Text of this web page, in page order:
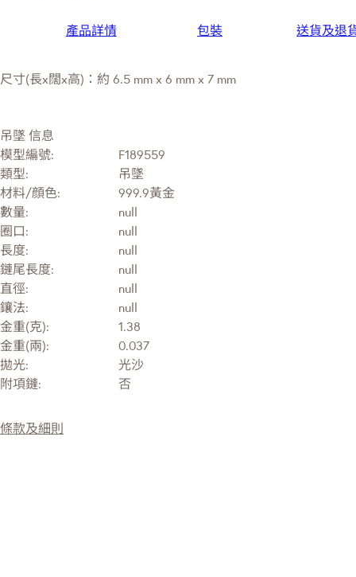
產品詳情 包裝 送貨及退
尺寸(長x闊x高)：約 6.5 mm x 6 mm x 7 mm
吊墜 信息
模型編號:
F189559
類型:
吊墜
材料/顔色:
999.9黃金
數量:
null
圈口:
null
長度:
null
鏈尾長度:
null
直徑:
null
鑲法:
null
金重(克):
1.38
金重(兩):
0.037
拋光:
光沙
附項鏈:
否
條款及細則